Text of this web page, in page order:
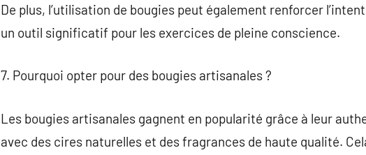
De plus, l’utilisation de bougies peut également renforcer
un outil significatif pour les exercices de pleine conscience.
7. Pourquoi opter pour des bougies artisanales ?
Les bougies artisanales gagnent en popularité grâce à leur
avec des cires naturelles et des fragrances de haute qualité.